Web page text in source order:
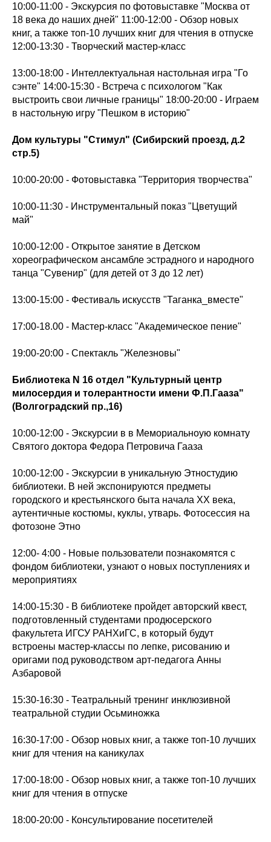
10:00-11:00 - Экскурсия по фотовыставке "Москва от
18 века до наших дней" 11:00-12:00 - Обзор новых
книг, а также топ-10 лучших книг для чтения в отпуске
12:00-13:30 - Творческий мастер-класс
13:00-18:00 - Интеллектуальная настольная игра "Го
сэнте" 14:00-15:30 - Встреча с психологом "Как
выстроить свои личные границы" 18:00-20:00 - Играем
в настольную игру "Пешком в историю"
Дом культуры "Стимул" (Сибирский проезд, д.2
стр.5)
10:00-20:00 - Фотовыставка "Территория творчества"
10:00-11:30 - Инструментальный показ "Цветущий
май"
10:00-12:00 - Открытое занятие в Детском
хореографическом ансамбле эстрадного и народного
танца "Сувенир" (для детей от 3 до 12 лет)
13:00-15:00 - Фестиваль искусств "Таганка_вместе"
17:00-18.00 - Мастер-класс "Академическое пение"
19:00-20:00 - Спектакль "Железновы"
Библиотека N 16 отдел "Культурный центр
милосердия и толерантности имени Ф.П.Гааза"
(Волгоградский пр.,16)
10:00-12:00 - Экскурсии в в Мемориальноую комнату
Святого доктора Федора Петровича Гааза
10:00-12:00 - Экскурсии в уникальную Этностудию
библиотеки. В ней экспонируются предметы
городского и крестьянского быта начала XX века,
аутентичные костюмы, куклы, утварь. Фотосессия на
фотозоне Этно
12:00- 4:00 - Новые пользователи познакомятся с
фондом библиотеки, узнают о новых поступлениях и
мероприятиях
14:00-15:30 - В библиотеке пройдет авторский квест,
подготовленный студентами продюсерского
факультета ИГСУ РАНХиГС, в который будут
встроены мастер-классы по лепке, рисованию и
оригами под руководством арт-педагога Анны
Азбаровой
15:30-16:30 - Театральный тренинг инклюзивной
театральной студии Осьминожка
16:30-17:00 - Обзор новых книг, а также топ-10 лучших
книг для чтения на каникулах
17:00-18:00 - Обзор новых книг, а также топ-10 лучших
книг для чтения в отпуске
18:00-20:00 - Консультирование посетителей